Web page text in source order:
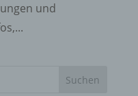
und